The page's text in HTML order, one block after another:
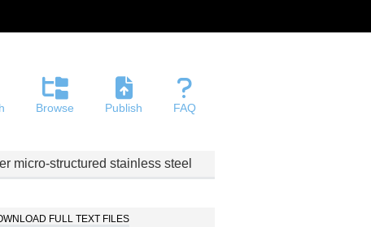
Browse Publish FAQ
micro-structured stainless steel
FULL TEXT FILES